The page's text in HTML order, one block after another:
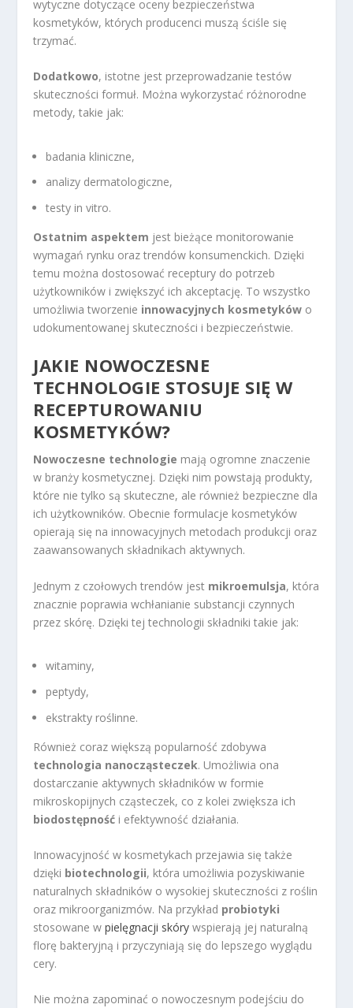
wytyczne dotyczące oceny bezpieczeństwa
kosmetyków, których producenci muszą ściśle się
trzymać.
Dodatkowo, istotne jest przeprowadzanie testów
skuteczności formuł. Można wykorzystać różnorodne
metody, takie jak:
badania kliniczne,
analizy dermatologiczne,
testy in vitro.
Ostatnim aspektem jest bieżące monitorowanie
wymagań rynku oraz trendów konsumenckich. Dzięki
temu można dostosować receptury do potrzeb
użytkowników i zwiększyć ich akceptację. To wszystko
umożliwia tworzenie innowacyjnych kosmetyków o
udokumentowanej skuteczności i bezpieczeństwie.
JAKIE NOWOCZESNE
TECHNOLOGIE STOSUJE SIĘ W
RECEPTUROWANIU
KOSMETYKÓW?
Nowoczesne technologie mają ogromne znaczenie
w branży kosmetycznej. Dzięki nim powstają produkty,
które nie tylko są skuteczne, ale również bezpieczne dla
ich użytkowników. Obecnie formulacje kosmetyków
opierają się na innowacyjnych metodach produkcji oraz
zaawansowanych składnikach aktywnych.
Jednym z czołowych trendów jest mikroemulsja, która
znacznie poprawia wchłanianie substancji czynnych
przez skórę. Dzięki tej technologii składniki takie jak:
witaminy,
peptydy,
ekstrakty roślinne.
Również coraz większą popularność zdobywa
technologia nanocząsteczek. Umożliwia ona
dostarczanie aktywnych składników w formie
mikroskopijnych cząsteczek, co z kolei zwiększa ich
biodostępność i efektywność działania.
Innowacyjność w kosmetykach przejawia się także
dzięki biotechnologii, która umożliwia pozyskiwanie
naturalnych składników o wysokiej skuteczności z roślin
oraz mikroorganizmów. Na przykład probiotyki
stosowane wpielęgnacji skóry wspierają jej naturalną
florę bakteryjną i przyczyniają się do lepszego wyglądu
cery.
Nie można zapominać o nowoczesnym podejściu do